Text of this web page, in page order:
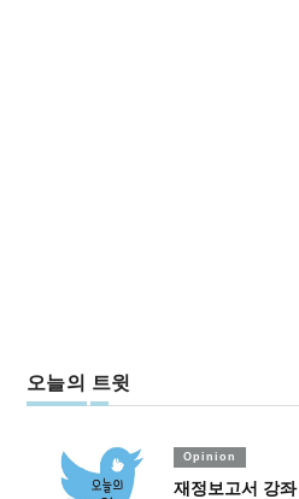
오늘의 트윗
Opinion
재정보고서 강좌